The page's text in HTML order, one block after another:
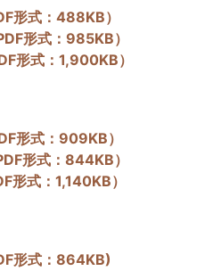
形式：488KB）
形式：985KB）
形式：1,900KB）
形式：909KB）
形式：844KB）
形式：1,140KB）
形式：864KB)